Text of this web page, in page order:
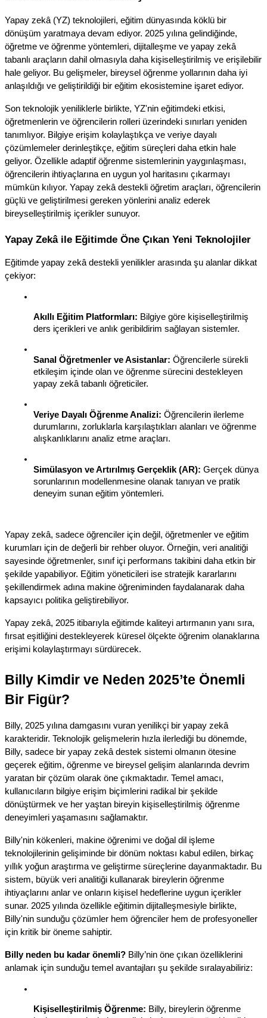
Yapay zekâ (YZ) teknolojileri, eğitim dünyasında köklü bir
dönüşüm yaratmaya devam ediyor. 2025 yılına gelindiğinde,
öğretme ve öğrenme yöntemleri, dijitalleşme ve yapay zekâ
tabanlı araçların dahil olmasıyla daha kişiselleştirilmiş ve erişilebilir
hale geliyor. Bu gelişmeler, bireysel öğrenme yollarının daha iyi
anlaşıldığı ve geliştirildiği bir eğitim ekosistemine işaret ediyor.
Son teknolojik yeniliklerle birlikte, YZ'nin eğitimdeki etkisi,
öğretmenlerin ve öğrencilerin rolleri üzerindeki sınırları yeniden
tanımlıyor. Bilgiye erişim kolaylaştıkça ve veriye dayalı
çözümlemeler derinleştikçe, eğitim süreçleri daha etkin hale
geliyor. Özellikle adaptif öğrenme sistemlerinin yaygınlaşması,
öğrencilerin ihtiyaçlarına en uygun yol haritasını çıkarmayı
mümkün kılıyor. Yapay zekâ destekli öğretim araçları, öğrencilerin
güçlü ve geliştirilmesi gereken yönlerini analiz ederek
bireyselleştirilmiş içerikler sunuyor.
Yapay Zekâ ile Eğitimde Öne Çıkan Yeni Teknolojiler
Eğitimde yapay zekâ destekli yenilikler arasında şu alanlar dikkat
çekiyor:
Akıllı Eğitim Platformları: Bilgiye göre kişiselleştirilmiş
ders içerikleri ve anlık geribildirim sağlayan sistemler.
Sanal Öğretmenler ve Asistanlar: Öğrencilerle sürekli
etkileşim içinde olan ve öğrenme sürecini destekleyen
yapay zekâ tabanlı öğreticiler.
Veriye Dayalı Öğrenme Analizi: Öğrencilerin ilerleme
durumlarını, zorluklarla karşılaştıkları alanları ve öğrenme
alışkanlıklarını analiz etme araçları.
Simülasyon ve Artırılmış Gerçeklik (AR): Gerçek dünya
sorunlarının modellenmesine olanak tanıyan ve pratik
deneyim sunan eğitim yöntemleri.
Yapay zekâ, sadece öğrenciler için değil, öğretmenler ve eğitim
kurumları için de değerli bir rehber oluyor. Örneğin, veri analitiği
sayesinde öğretmenler, sınıf içi performans takibini daha etkin bir
şekilde yapabiliyor. Eğitim yöneticileri ise stratejik kararlarını
şekillendirmek adına makine öğreniminden faydalanarak daha
kapsayıcı politika geliştirebiliyor.
Yapay zekâ, 2025 itibarıyla eğitimde kaliteyi artırmanın yanı sıra,
fırsat eşitliğini destekleyerek küresel ölçekte öğrenim olanaklarına
erişimi kolaylaştırmayı sürdürecek.
Billy Kimdir ve Neden 2025’te Önemli
Bir Figür?
Billy, 2025 yılına damgasını vuran yenilikçi bir yapay zekâ
karakteridir. Teknolojik gelişmelerin hızla ilerlediği bu dönemde,
Billy, sadece bir yapay zekâ destek sistemi olmanın ötesine
geçerek eğitim, öğrenme ve bireysel gelişim alanlarında devrim
yaratan bir çözüm olarak öne çıkmaktadır. Temel amacı,
kullanıcıların bilgiye erişim biçimlerini radikal bir şekilde
dönüştürmek ve her yaştan bireyin kişiselleştirilmiş öğrenme
deneyimleri yaşamasını sağlamaktır.
Billy'nin kökenleri, makine öğrenimi ve doğal dil işleme
teknolojilerinin gelişiminde bir dönüm noktası kabul edilen, birkaç
yıllık yoğun araştırma ve geliştirme süreçlerine dayanmaktadır. Bu
sistem, büyük veri analitiği kullanarak bireylerin öğrenme
ihtiyaçlarını anlar ve onların kişisel hedeflerine uygun içerikler
sunar. 2025 yılında özellikle eğitimin dijitalleşmesiyle birlikte,
Billy'nin sunduğu çözümler hem öğrenciler hem de profesyoneller
için kritik bir öneme sahiptir.
Billy neden bu kadar önemli? Billy’nin öne çıkan özelliklerini
anlamak için sunduğu temel avantajları şu şekilde sıralayabiliriz:
Kişiselleştirilmiş Öğrenme: Billy, bireylerin öğrenme